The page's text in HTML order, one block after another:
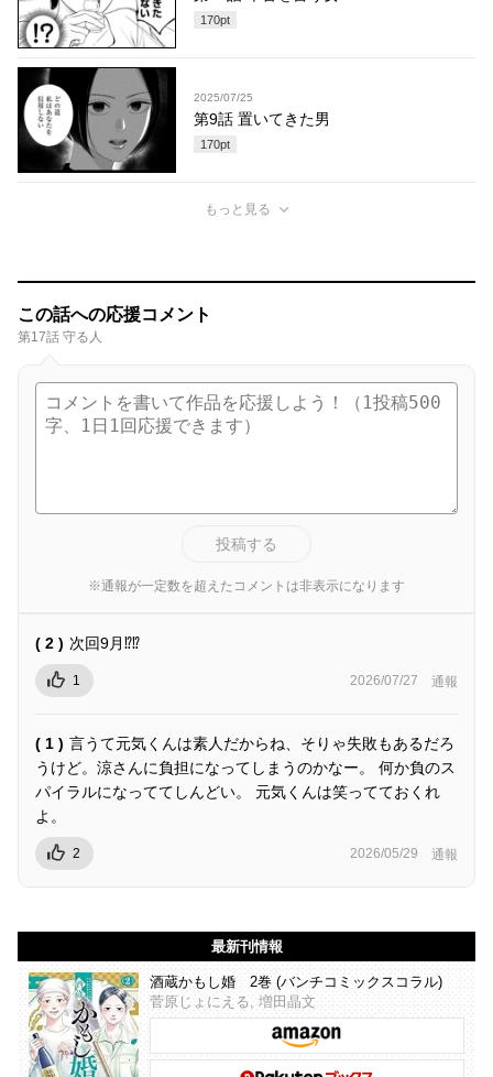
170pt
2025/07/25
第9話 置いてきた男
170pt
もっと見る
この話への応援コメント
第17話 守る人
投稿する
※通報が一定数を超えたコメントは非表示になります
( 2 ) 次回9月⁉︎⁉︎
1 2026/07/27 通報
( 1 ) 言うて元気くんは素人だからね、そりゃ失敗もあるだろ
うけど。涼さんに負担になってしまうのかなー。 何か負のス
パイラルになっててしんどい。 元気くんは笑ってておくれ
よ。
2 2026/05/29 通報
最新刊情報
酒蔵かもし婚 2巻 (バンチコミックスコラル)
菅原じょにえる, 増田晶文